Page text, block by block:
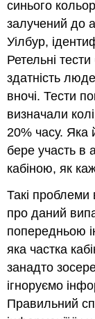
синього
залучений до
Уілбур,
Ретельні
здатність
вночі. Тести
визначали
20% часу. Яка
бере участь в
кабіною, як
Такі проблеми
про даний
попередньою
яка частка
занадто
ігноруємо
Правильний